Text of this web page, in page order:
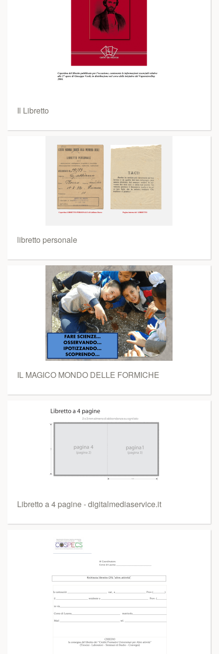
Il Libretto
libretto personale
IL MAGICO MONDO DELLE FORMICHE
Libretto a 4 pagine - digitalmediaservice.it